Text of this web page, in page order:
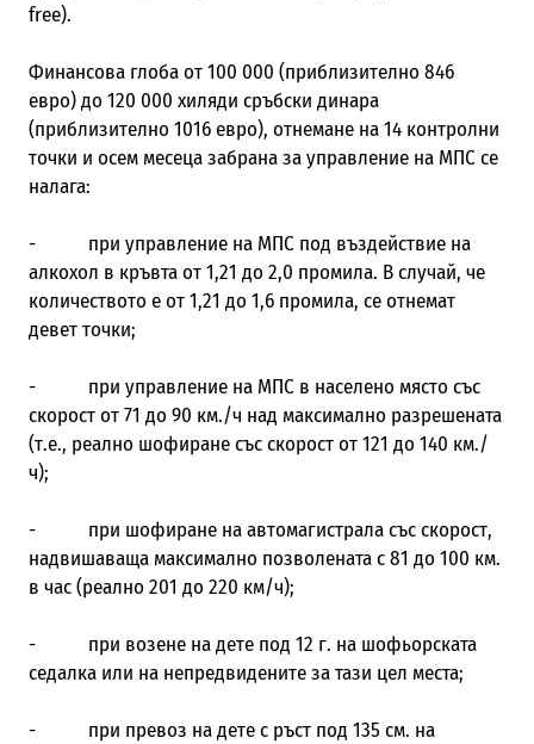
free).
Финансова глоба от 100 000 (приблизително 846
евро) до 120 000 хиляди сръбски динара
(приблизително 1016 евро), отнемане на 14 контролни
точки и осем месеца забрана за управление на МПС се
налага:
- при управление на МПС под въздействие на
алкохол в кръвта от 1,21 до 2,0 промила. В случай, че
количеството е от 1,21 до 1,6 промила, се отнемат
девет точки;
- при управление на МПС в населено място със
скорост от 71 до 90 км./ч над максимално разрешената
(т.е., реално шофиране със скорост от 121 до 140 км./
ч);
- при шофиране на автомагистрала със скорост,
надвишаваща максимално позволената с 81 до 100 км.
в час (реално 201 до 220 км/ч);
- при возене на дете под 12 г. на шофьорската
седалка или на непредвидените за тази цел места;
- при превоз на дете с ръст под 135 см. на